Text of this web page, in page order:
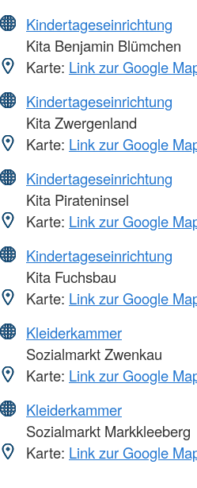
Kindertageseinrichtung
Kita Benjamin Blümchen
Karte: Link zur Google
Kindertageseinrichtung
Kita Zwergenland
Karte: Link zur Google
Kindertageseinrichtung
Kita Pirateninsel
Karte: Link zur Google
Kindertageseinrichtung
Kita Fuchsbau
Karte: Link zur Google
Kleiderkammer
Sozialmarkt Zwenkau
Karte: Link zur Google
Kleiderkammer
Sozialmarkt Markkleeberg
Karte: Link zur Google